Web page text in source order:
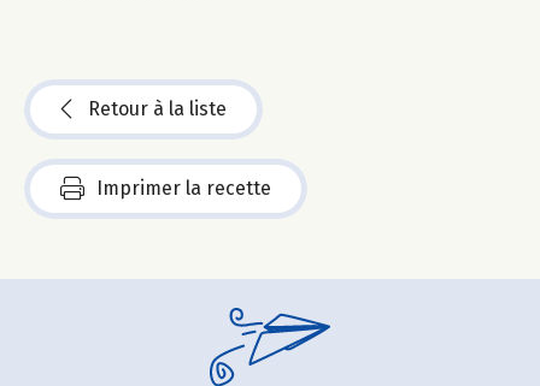
Retour à la liste
Imprimer la recette